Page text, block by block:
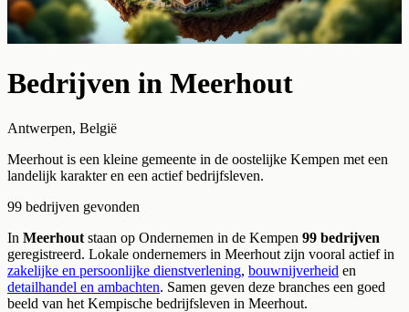
Bedrijven in Meerhout
Antwerpen, België
Meerhout is een kleine gemeente in de oostelijke Kempen met een
landelijk karakter en een actief bedrijfsleven.
99 bedrijven gevonden
In Meerhout staan op Ondernemen in de Kempen 99 bedrijven
geregistreerd. Lokale ondernemers in Meerhout zijn vooral actief in
zakelijke en persoonlijke dienstverlening, bouwnijverheid en
detailhandel en ambachten. Samen geven deze branches een goed
beeld van het Kempische bedrijfsleven in Meerhout.